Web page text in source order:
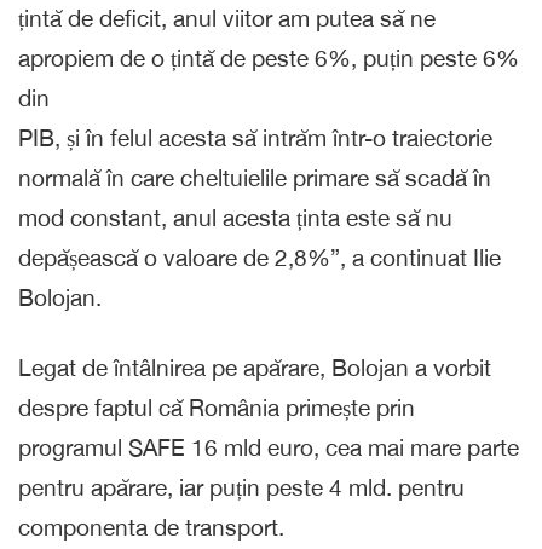
țintă de deficit, anul viitor am putea să ne
apropiem de o țintă de peste 6%, puțin peste 6%
din
PIB, și în felul acesta să intrăm într-o traiectorie
normală în care cheltuielile primare să scadă în
mod constant, anul acesta ținta este să nu
depășească o valoare de 2,8%”, a continuat Ilie
Bolojan.
Legat de întâlnirea pe apărare, Bolojan a vorbit
despre faptul că România primește prin
programul SAFE 16 mld euro, cea mai mare parte
pentru apărare, iar puțin peste 4 mld. pentru
componenta de transport.